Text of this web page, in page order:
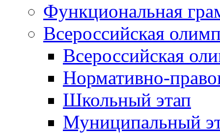
Функциональная
Всероссийская
Всероссийская
Нормативно-
Школьный этап
Муниципальный